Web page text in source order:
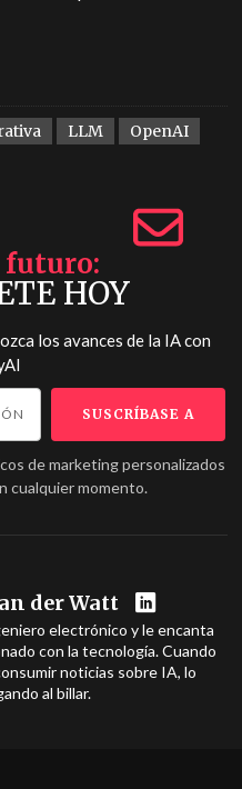
LLM
OpenAI
futuro
HOY
los avances de la IA con
de marketing personalizados
cualquier momento.
der Watt
electrónico y le encanta
con la tecnología. Cuando
noticias sobre IA, lo
al billar.